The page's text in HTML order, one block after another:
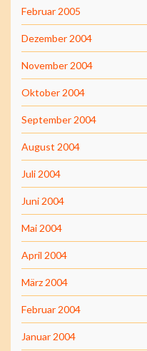
Februar 2005
Dezember 2004
November 2004
Oktober 2004
September 2004
August 2004
Juli 2004
Juni 2004
Mai 2004
April 2004
März 2004
Februar 2004
Januar 2004